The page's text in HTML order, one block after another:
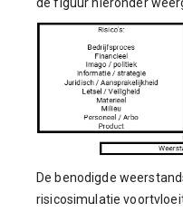
De benodigde
risicosimulatie